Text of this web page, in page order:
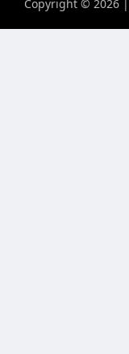
Copyright © 2026